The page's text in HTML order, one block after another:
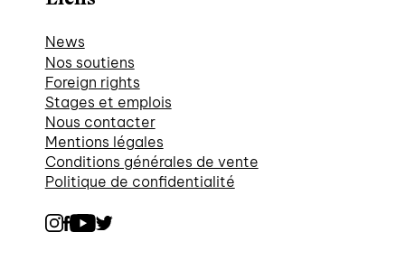
News
Nos soutiens
Foreign rights
Stages et emplois
Nous contacter
Mentions légales
Conditions générales de vente
Politique de confidentialité